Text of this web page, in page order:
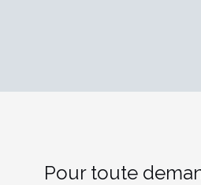
Pour toute